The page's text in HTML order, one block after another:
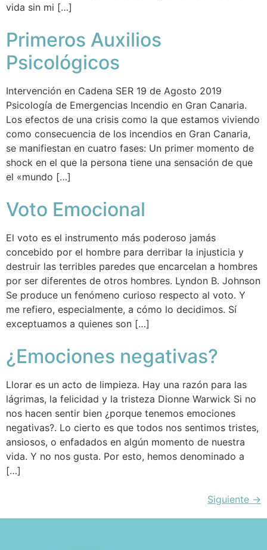
vida sin mi […]
Primeros Auxilios
Psicológicos
Intervención en Cadena SER 19 de Agosto 2019
Psicología de Emergencias Incendio en Gran Canaria.
Los efectos de una crisis como la que estamos viviendo
como consecuencia de los incendios en Gran Canaria,
se manifiestan en cuatro fases: Un primer momento de
shock en el que la persona tiene una sensación de que
el «mundo […]
Voto Emocional
El voto es el instrumento más poderoso jamás
concebido por el hombre para derribar la injusticia y
destruir las terribles paredes que encarcelan a hombres
por ser diferentes de otros hombres. Lyndon B. Johnson
Se produce un fenómeno curioso respecto al voto. Y
me refiero, especialmente, a cómo lo decidimos. Sí
exceptuamos a quienes son […]
¿Emociones negativas?
Llorar es un acto de limpieza. Hay una razón para las
lágrimas, la felicidad y la tristeza Dionne Warwick Si no
nos hacen sentir bien ¿porque tenemos emociones
negativas?. Lo cierto es que todos nos sentimos tristes,
ansiosos, o enfadados en algún momento de nuestra
vida. Y no nos gusta. Por esto, hemos denominado a
[…]
Siguiente →